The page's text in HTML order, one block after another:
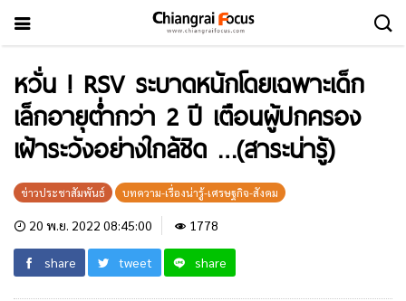
หวั่น ! RSV ระบาดหนักโดยเฉพาะเด็ก
เล็กอายุต่ำกว่า 2 ปี เตือนผู้ปกครอง
เฝ้าระวังอย่างใกล้ชิด …(สาระน่ารู้)
ข่าวประชาสัมพันธ์ บทความ-เรื่องน่ารู้-เศรษฐกิจ-สังคม
20 พ.ย. 2022 08:45:00 1778
share tweet share